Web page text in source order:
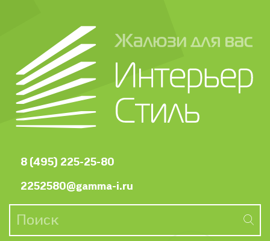
8 (495) 225-25-80
2252580@gamma-i.ru